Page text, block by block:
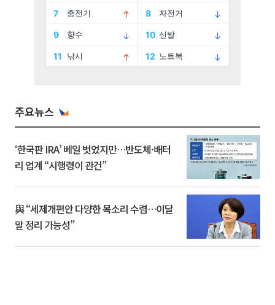
주요뉴스
‘한국판 IRA’ 베일 벗었지만…반도체·배터
리 업계 “시행령이 관건”
與 “세제개편안 다양한 목소리 수렴…이달
말 정리 가능성”